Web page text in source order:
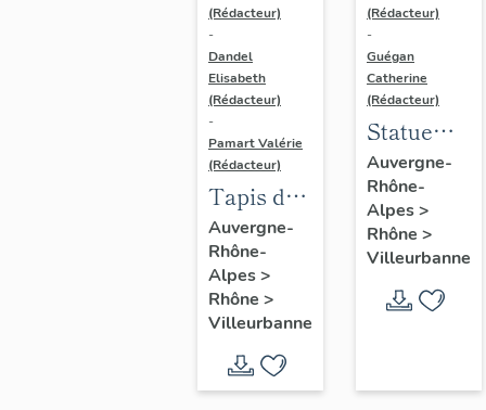
(Rédacteur)
-
Dandel
Elisabeth
(Rédacteur)
-
Pamart Valérie
(Rédacteur)
Tapis de
sol et
siège
Auvergne-
Rhône-
Alpes>
Rhône >
Villeurbanne
(Rédacteur)
-
Guégan
Catherine
(Rédacteur)
Statue
(ronde-
bosse) :
Jeune
fille à la
colombe
Auvergne-
Rhône-
Alpes>
Rhône >
Villeurbanne